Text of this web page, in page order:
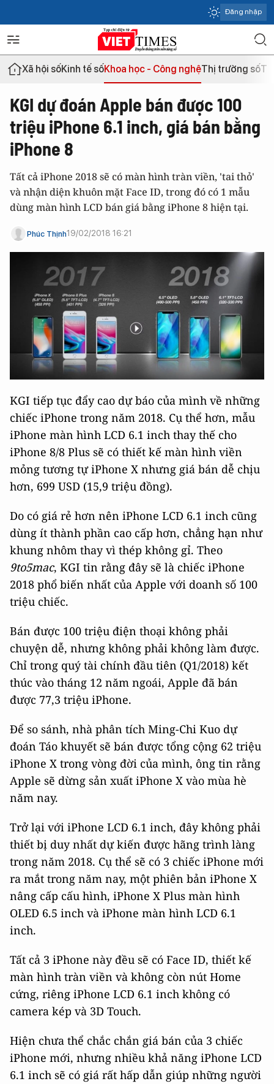
Đăng nhập
Xã hội sốKinh tế sốKhoa học - Công nghệThị trường số
KGI dự đoán Apple bán được 100
triệu iPhone 6.1 inch, giá bán bằng
iPhone 8
Tất cả iPhone 2018 sẽ có màn hình tràn viền, 'tai thỏ'
và nhận diện khuôn mặt Face ID, trong đó có 1 mẫu
dùng màn hình LCD bán giá bằng iPhone 8 hiện tại.
Phúc Thịnh19/02/2018 16:21
KGI tiếp tục đẩy cao dự báo của mình về những
chiếc iPhone trong năm 2018. Cụ thể hơn, mẫu
iPhone màn hình LCD 6.1 inch thay thế cho
iPhone 8/8 Plus sẽ có thiết kế màn hình viền
mỏng tương tự iPhone X nhưng giá bán dễ chịu
hơn, 699 USD (15,9 triệu đồng).
Do có giá rẻ hơn nên iPhone LCD 6.1 inch cũng
dùng ít thành phần cao cấp hơn, chẳng hạn như
khung nhôm thay vì thép không gỉ. Theo
9to5mac, KGI tin rằng đây sẽ là chiếc iPhone
2018 phổ biến nhất của Apple với doanh số 100
triệu chiếc.
Bán được 100 triệu điện thoại không phải
chuyện dễ, nhưng không phải không làm được.
Chỉ trong quý tài chính đầu tiên (Q1/2018) kết
thúc vào tháng 12 năm ngoái, Apple đã bán
được 77,3 triệu iPhone.
Để so sánh, nhà phân tích Ming-Chi Kuo dự
đoán Táo khuyết sẽ bán được tổng cộng 62 triệu
iPhone X trong vòng đời của mình, ông tin rằng
Apple sẽ dừng sản xuất iPhone X vào mùa hè
năm nay.
Trở lại với iPhone LCD 6.1 inch, đây không phải
thiết bị duy nhất dự kiến được hãng trình làng
trong năm 2018. Cụ thể sẽ có 3 chiếc iPhone mới
ra mắt trong năm nay, một phiên bản iPhone X
nâng cấp cấu hình, iPhone X Plus màn hình
OLED 6.5 inch và iPhone màn hình LCD 6.1
inch.
Tất cả 3 iPhone này đều sẽ có Face ID, thiết kế
màn hình tràn viền và không còn nút Home
cứng, riêng iPhone LCD 6.1 inch không có
camera kép và 3D Touch.
Hiện chưa thể chắc chắn giá bán của 3 chiếc
iPhone mới, nhưng nhiều khả năng iPhone LCD
6.1 inch sẽ có giá rất hấp dẫn giúp những người